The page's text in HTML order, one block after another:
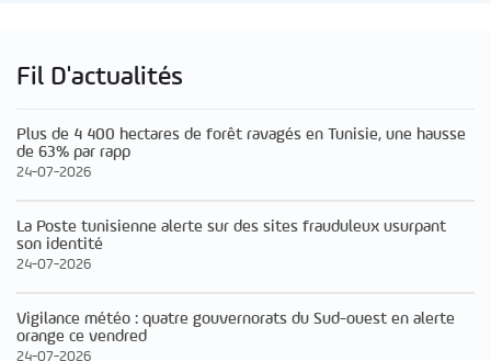
Fil D'actualités
Plus de 4 400 hectares de forêt ravagés en Tunisie, une hausse
de 63% par rapp
24-07-2026
La Poste tunisienne alerte sur des sites frauduleux usurpant
son identité
24-07-2026
Vigilance météo : quatre gouvernorats du Sud-ouest en alerte
orange ce vendred
24-07-2026